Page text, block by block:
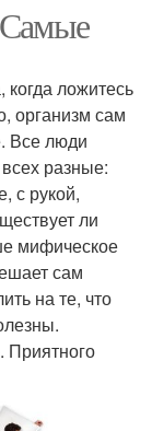
ложитесь
организм сам
Все люди
разные:
с рукой,
ли
мифическое
сам
на те, что
Приятного